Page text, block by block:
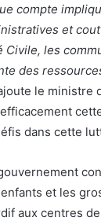
compte
et
les
des
le ministre
dans cette
et les
aux centres